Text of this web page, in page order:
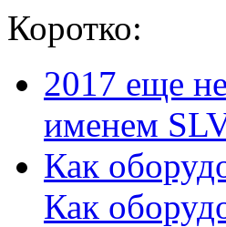
Коротко:
2017 еще
именем
Как
Как